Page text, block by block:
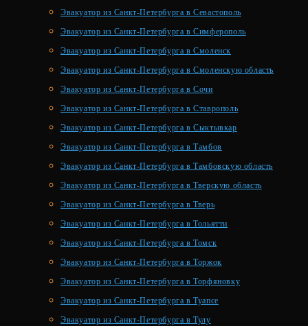
Эвакуатор из Санкт-Петербурга в Севастополь
Эвакуатор из Санкт-Петербурга в Симферополь
Эвакуатор из Санкт-Петербурга в Смоленск
Эвакуатор из Санкт-Петербурга в Смоленскую область
Эвакуатор из Санкт-Петербурга в Сочи
Эвакуатор из Санкт-Петербурга в Ставрополь
Эвакуатор из Санкт-Петербурга в Сыктывкар
Эвакуатор из Санкт-Петербурга в Тамбов
Эвакуатор из Санкт-Петербурга в Тамбовскую область
Эвакуатор из Санкт-Петербурга в Тверскую область
Эвакуатор из Санкт-Петербурга в Тверь
Эвакуатор из Санкт-Петербурга в Тольятти
Эвакуатор из Санкт-Петербурга в Томск
Эвакуатор из Санкт-Петербурга в Торжок
Эвакуатор из Санкт-Петербурга в Торфяновку
Эвакуатор из Санкт-Петербурга в Туапсе
Эвакуатор из Санкт-Петербурга в Тулу